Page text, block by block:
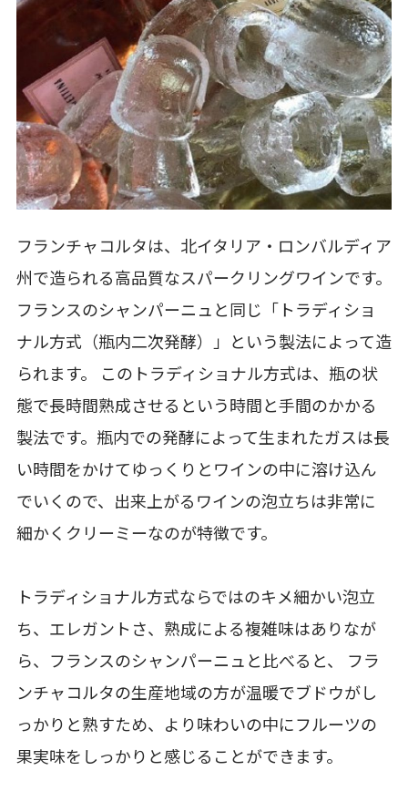
フランチャコルタは、北イタリア・ロンバルディア
州で造られる高品質なスパークリングワインです。
フランスのシャンパーニュと同じ「トラディショ
ナル方式（瓶内二次発酵）」という製法によって造
られます。 このトラディショナル方式は、瓶の状
態で長時間熟成させるという時間と手間のかかる
製法です。瓶内での発酵によって生まれたガスは長
い時間をかけてゆっくりとワインの中に溶け込ん
でいくので、出来上がるワインの泡立ちは非常に
細かくクリーミーなのが特徴です。
トラディショナル方式ならではのキメ細かい泡立
ち、エレガントさ、熟成による複雑味はありなが
ら、フランスのシャンパーニュと比べると、 フラ
ンチャコルタの生産地域の方が温暖でブドウがし
っかりと熟すため、より味わいの中にフルーツの
果実味をしっかりと感じることができます。